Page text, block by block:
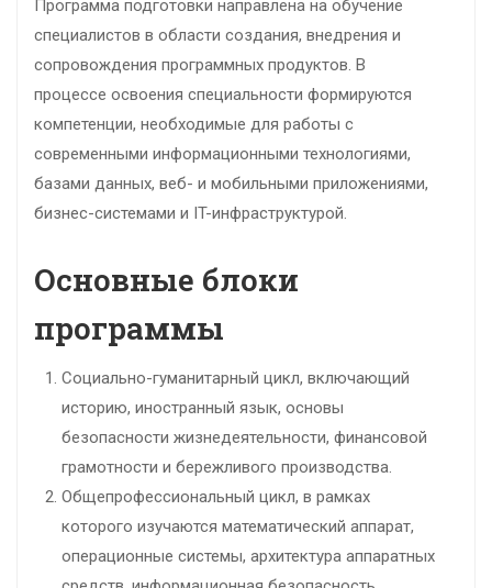
Программа подготовки направлена на обучение
специалистов в области создания, внедрения и
сопровождения программных продуктов. В
процессе освоения специальности формируются
компетенции, необходимые для работы с
современными информационными технологиями,
базами данных, веб- и мобильными приложениями,
бизнес-системами и IT-инфраструктурой.
Основные блоки
программы
Социально-гуманитарный цикл, включающий
историю, иностранный язык, основы
безопасности жизнедеятельности, финансовой
грамотности и бережливого производства.
Общепрофессиональный цикл, в рамках
которого изучаются математический аппарат,
операционные системы, архитектура аппаратных